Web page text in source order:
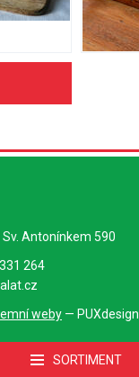
SORTIMENT
Antonínkem 590
264
weby — PUXdesign.